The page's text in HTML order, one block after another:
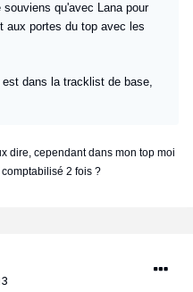
qu'avec Lana pour
aux portes du top avec les
dans la tracklist de base,
dire, cependant dans mon top moi
2 fois ?